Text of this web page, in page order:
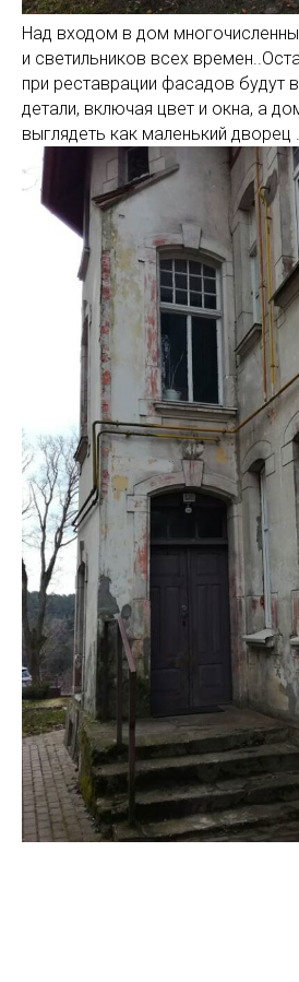
Над входом в дом
и светильников всех
при реставрации фасадов будут
детали, включая цвет и окна, а
выглядеть как маленький дворец .